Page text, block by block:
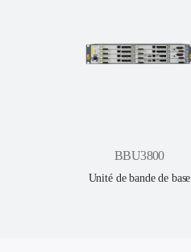
BBU3800
Unité de bande de base